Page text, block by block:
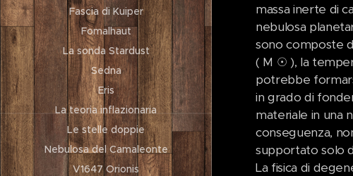
Fascia di Kuiper
Fomalhaut
La sonda Stardust
Sedna
Eris
La teoria inflazionaria
Le stelle doppie
Nebulosa del Camaleonte
V1647 Orionis
massa inerte di
nebulosa
sono composte
( M ☉ ), la
potrebbe
in grado di
materiale in una
conseguenza,
supportato solo
La fisica di